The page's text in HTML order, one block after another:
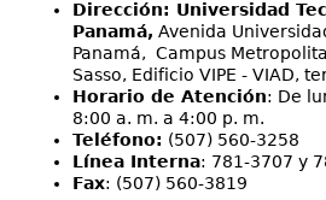
Dirección: Universidad
Panamá, Avenida
Panamá, Campus
Sasso, Edificio VIPE - VIAD,
Horario de Atención: De
8:00 a. m. a 4:00 p. m.
Teléfono: (507) 560-3258
Línea Interna: 781-3707 y
Fax: (507) 560-3819